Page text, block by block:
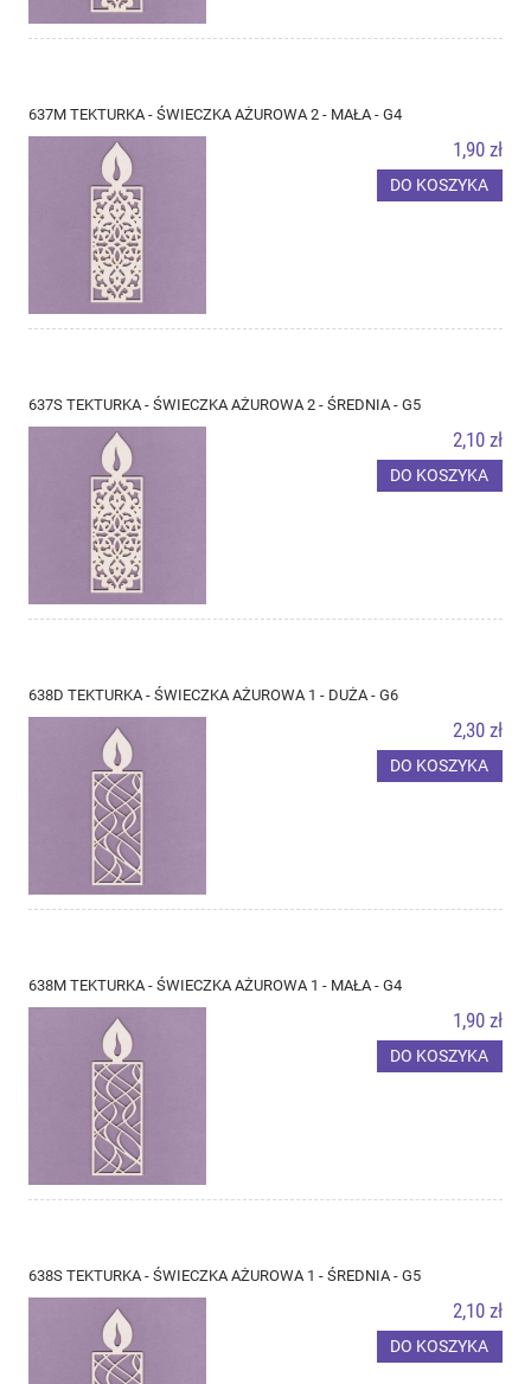
637M TEKTURKA - ŚWIECZKA AŻUROWA 2 - MAŁA - G4
1,90 zł
DO KOSZYKA
637S TEKTURKA - ŚWIECZKA AŻUROWA 2 - ŚREDNIA - G5
2,10 zł
DO KOSZYKA
638D TEKTURKA - ŚWIECZKA AŻUROWA 1 - DUŻA - G6
2,30 zł
DO KOSZYKA
638M TEKTURKA - ŚWIECZKA AŻUROWA 1 - MAŁA - G4
1,90 zł
DO KOSZYKA
638S TEKTURKA - ŚWIECZKA AŻUROWA 1 - ŚREDNIA - G5
2,10 zł
DO KOSZYKA